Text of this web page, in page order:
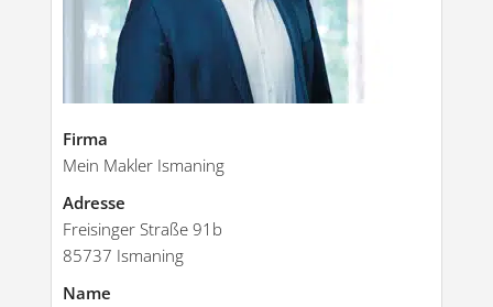
Firma
Mein Makler Ismaning
Adresse
Freisinger Straße 91b
85737 Ismaning
Name